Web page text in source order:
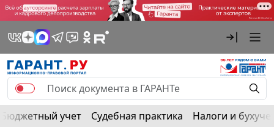
Бюджетный учет Судебная практика Налоги и